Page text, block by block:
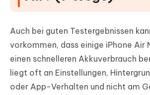
Auch bei guten Testergebnissen
vorkommen, dass einige iPhone Air
einen schnelleren Akkuverbrauch
liegt oft an Einstellungen,
oder App-Verhalten und nicht am